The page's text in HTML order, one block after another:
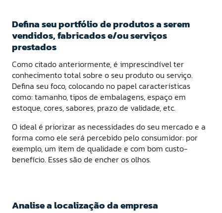
Defina seu portfólio de produtos a serem
vendidos, fabricados e/ou serviços
prestados
Como citado anteriormente, é imprescindível ter
conhecimento total sobre o seu produto ou serviço.
Defina seu foco, colocando no papel características
como: tamanho, tipos de embalagens, espaço em
estoque, cores, sabores, prazo de validade, etc.
O ideal é priorizar as necessidades do seu mercado e a
forma como ele será percebido pelo consumidor: por
exemplo, um item de qualidade e com bom custo-
benefício. Esses são de encher os olhos.
Analise a localização da empresa